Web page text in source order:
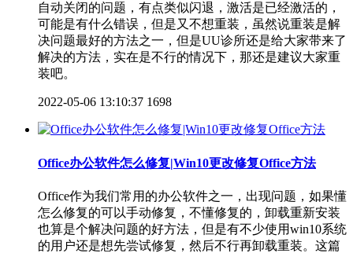
自动关闭的问题，有点类似闪退，激活是已经激活的，
可能是有什么错误，但是又不想重装，虽然说重装是解
决问题最好的方法之一，但是UU诊所还是给大家带来了
解决的方法，实在是不行的情况下，那还是建议大家重
装吧。
2022-05-06 13:10:37 1698
Office办公软件怎么修复|Win10更改修复Office方法
Office作为我们常用的办公软件之一，出现问题，如果懂
怎么修复的可以手动修复，不懂修复的，卸载重新安装
也算是个解决问题的好方法，但是有不少使用win10系统
的用户还是想先尝试修复，然后不行再卸载重装。这篇